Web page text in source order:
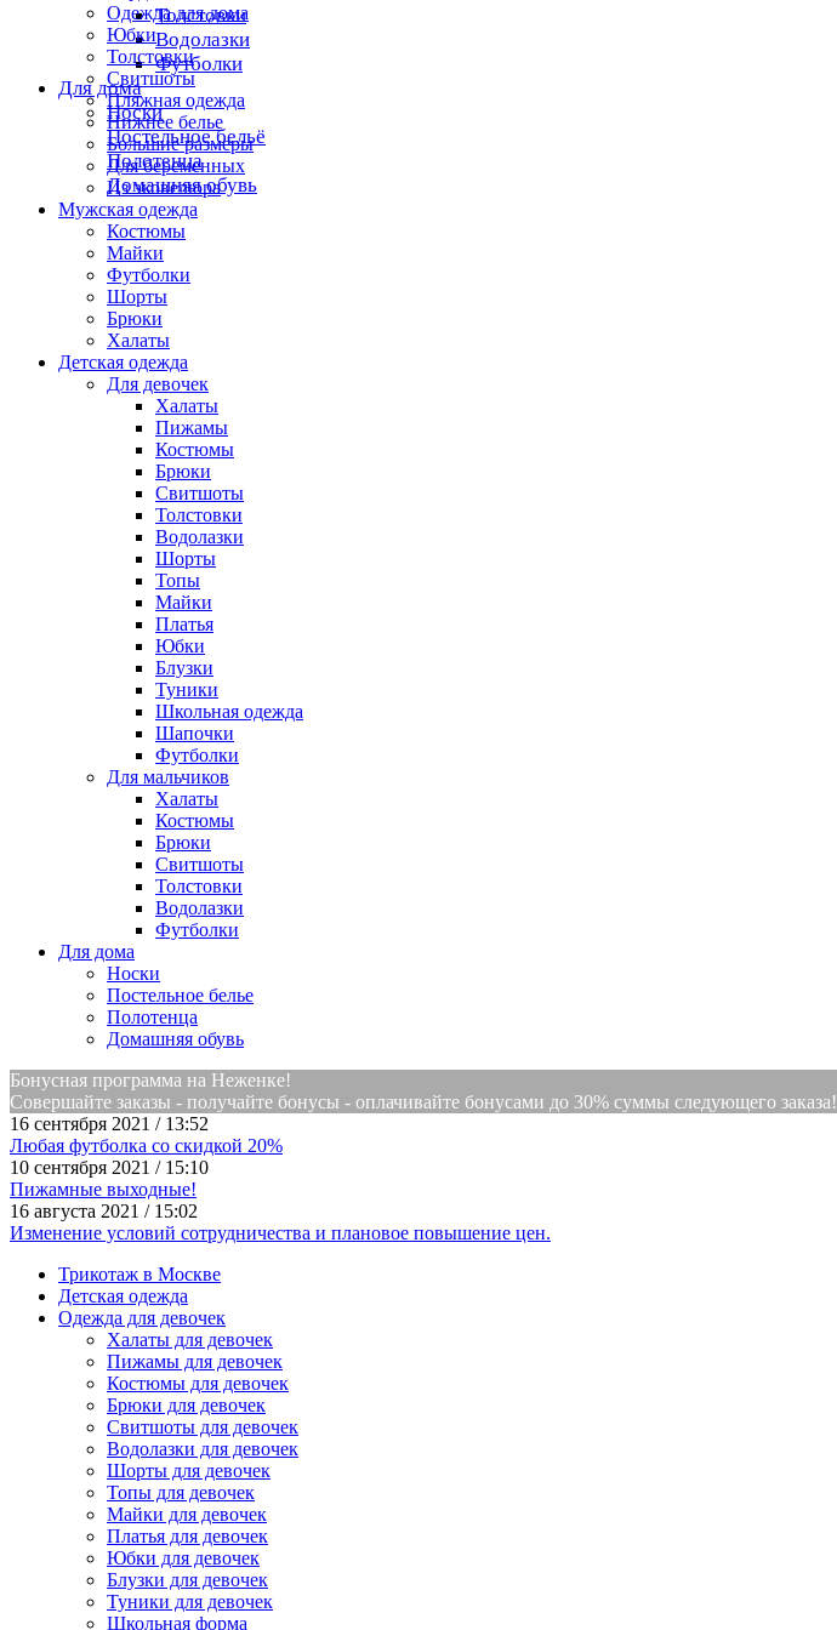
Толстовки
Водолазки
Футболки
Для дома
Носки
Постельное бельё
Полотенца
Домашняя обувь
Одежда для дома
Юбки
Толстовки
Свитшоты
Пляжная одежда
Нижнее белье
Большие размеры
Для беременных
Из эковелюра
Мужская одежда
Костюмы
Майки
Футболки
Шорты
Брюки
Халаты
Детская одежда
Для девочек
Халаты
Пижамы
Костюмы
Брюки
Свитшоты
Толстовки
Водолазки
Шорты
Топы
Майки
Платья
Юбки
Блузки
Туники
Школьная одежда
Шапочки
Футболки
Для мальчиков
Халаты
Костюмы
Брюки
Свитшоты
Толстовки
Водолазки
Футболки
Для дома
Носки
Постельное белье
Полотенца
Домашняя обувь
Бонусная программа на Неженке!
Совершайте заказы - получайте бонусы - оплачивайте бонусами до 30% суммы следующего заказа!
16 сентября 2021 / 13:52
Любая футболка со скидкой 20%
10 сентября 2021 / 15:10
Пижамные выходные!
16 августа 2021 / 15:02
Изменение условий сотрудничества и плановое повышение цен.
Трикотаж в Москве
Детская одежда
Одежда для девочек
Халаты для девочек
Пижамы для девочек
Костюмы для девочек
Брюки для девочек
Свитшоты для девочек
Водолазки для девочек
Шорты для девочек
Топы для девочек
Майки для девочек
Платья для девочек
Юбки для девочек
Блузки для девочек
Туники для девочек
Школьная форма